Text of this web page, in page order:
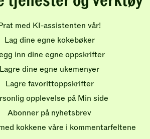
med KI-assistenten vår!
Lag dine egne kokebøker
inn dine egne oppskrifter
Lagre dine egne ukemenyer
Lagre favorittoppskrifter
opplevelse på Min side
Abonner på nyhetsbrev
kokkene våre i kommentarfeltene